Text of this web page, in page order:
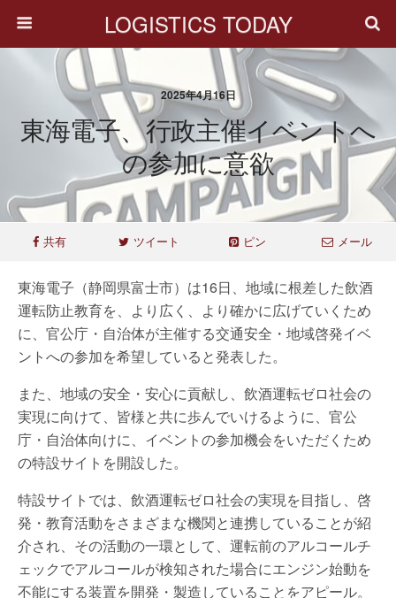
LOGISTICS TODAY
2025年4月16日
東海電子、行政主催イベントへ
の参加に意欲
共有 ツイート ピン メール
東海電子（静岡県富士市）は16日、地域に根差した飲酒
運転防止教育を、より広く、より確かに広げていくため
に、官公庁・自治体が主催する交通安全・地域啓発イベ
ントへの参加を希望していると発表した。
また、地域の安全・安心に貢献し、飲酒運転ゼロ社会の
実現に向けて、皆様と共に歩んでいけるように、官公
庁・自治体向けに、イベントの参加機会をいただくため
の特設サイトを開設した。
特設サイトでは、飲酒運転ゼロ社会の実現を目指し、啓
発・教育活動をさまざまな機関と連携していることが紹
介され、その活動の一環として、運転前のアルコールチ
ェックでアルコールが検知された場合にエンジン始動を
不能にする装置を開発・製造していることをアピール。